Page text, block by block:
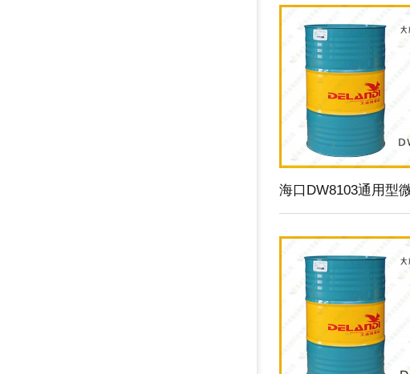
海口DW8103通用型